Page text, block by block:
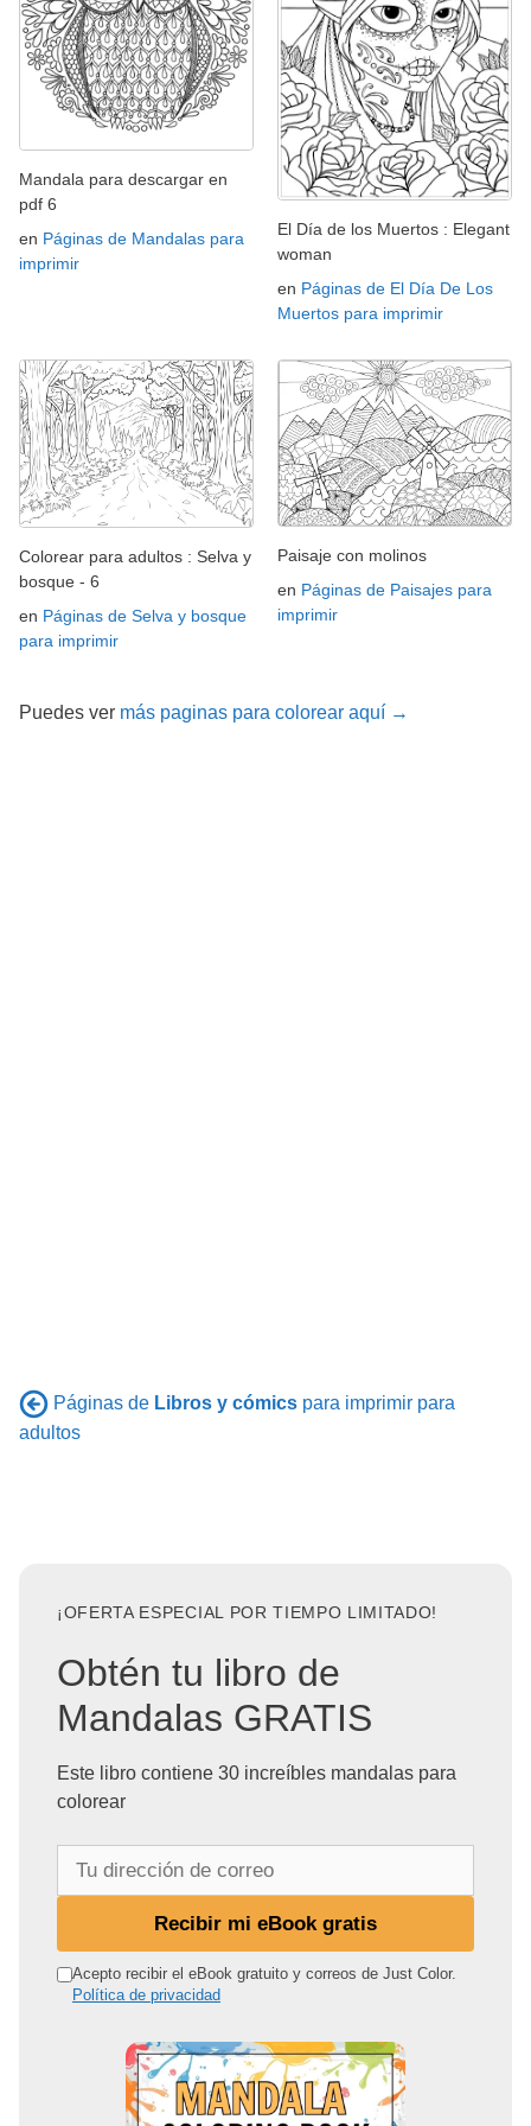
Mandala para descargar en
pdf 6
en Páginas de Mandalas para
imprimir
El Día de los Muertos : Elegant
woman
en Páginas de El Día De Los
Muertos para imprimir
Colorear para adultos : Selva y
bosque - 6
en Páginas de Selva y bosque
para imprimir
Paisaje con molinos
en Páginas de Paisajes para
imprimir
Puedes ver más paginas para colorear aquí →
Páginas de Libros y cómics para imprimir para
adultos
¡OFERTA ESPECIAL POR TIEMPO LIMITADO!
Obtén tu libro de
Mandalas GRATIS
Este libro contiene 30 increíbles mandalas para
colorear
r
Recibir mi eBook gratis
Acepto recibir el eBook gratuito y correos de Just Color.
Política de privacidad